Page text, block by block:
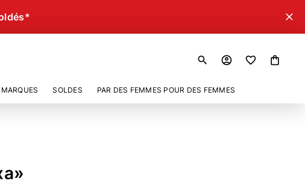
close
search account_circle shopping_bag
MARQUES SOLDES PAR DES FEMMES POUR DES FEMMES